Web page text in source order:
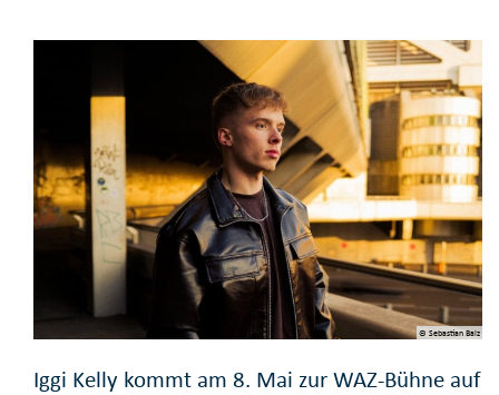
© Sebastian Balz
Iggi Kelly kommt am 8. Mai zur WAZ-Bühne auf